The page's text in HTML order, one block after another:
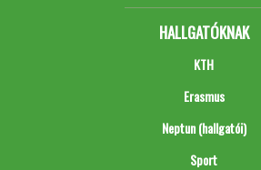
HALLGATÓKNAK
KTH
Erasmus
Neptun (hallgatói)
Sport